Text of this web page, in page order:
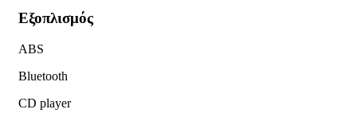
Εξοπλισμός
ABS
Bluetooth
CD player